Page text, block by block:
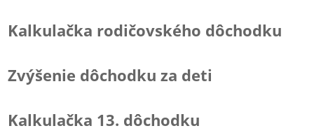
Kalkulačka rodičovského dôchodku
Zvýšenie dôchodku za deti
Kalkulačka 13. dôchodku